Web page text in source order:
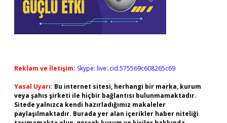
Reklam ve İletişim: Skype: live:.cid.575569c608265c69
Yasal Uyarı: Bu internet sitesi, herhangi bir marka, kurum
veya şahıs şirketi ile hiçbir bağlantısı bulunmamaktadır.
Sitede yalnızca kendi hazırladığımız makaleler
paylaşılmaktadır. Burada yer alan içerikler haber niteliği